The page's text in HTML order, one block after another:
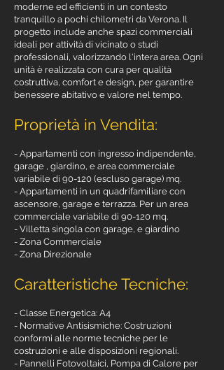
moderne ed efficienti in un contesto
tranquillo a pochi chilometri da Verona. Il
progetto include anche spazi commerciali
ideali per attività di vicinato o studi
professionali, valorizzando l'intera area. Ogni
unità è realizzata con cura per qualità
costruttiva, comfort e design, per garantire
benessere abitativo e valore nel tempo.
Proprietà in Vendita:
- Appartamenti con ingresso indipendente,
garage , giardino, e area commerciale
variabile di 90-120 (escluso garage) mq.
- Appartamenti in un quadrifamiliare con
ascensore, garage e terrazza. Per un area
commerciale variabile di 90-120 mq.
- Villetta singola con garage, e giardino
- Zona Commerciale
- Zona Direzionale
Caratteristiche Tecniche:
- Classe Energetica: A4
- Normative Antisismiche: Costruzioni
conformi alle norme tecniche per le
costruzioni e alle disposizioni regionali.
- Pannelli Fotovoltaici, Pompa di Calore per